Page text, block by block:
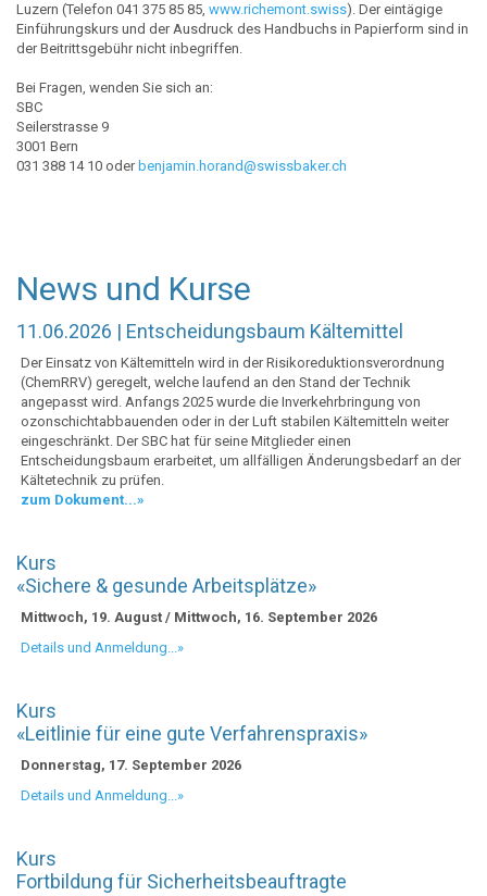
Luzern (Telefon 041 375 85 85, www.richemont.swiss). Der eintägige
Einführungskurs und der Ausdruck des Handbuchs in Papierform sind in
der Beitrittsgebühr nicht inbegriffen.
Bei Fragen, wenden Sie sich an:
SBC
Seilerstrasse 9
3001 Bern
031 388 14 10 oder benjamin.horand@swissbaker.ch
News und Kurse
11.06.2026 | Entscheidungsbaum Kältemittel
Der Einsatz von Kältemitteln wird in der Risikoreduktionsverordnung
(ChemRRV) geregelt, welche laufend an den Stand der Technik
angepasst wird. Anfangs 2025 wurde die Inverkehrbringung von
ozonschichtabbauenden oder in der Luft stabilen Kältemitteln weiter
eingeschränkt. Der SBC hat für seine Mitglieder einen
Entscheidungsbaum erarbeitet, um allfälligen Änderungsbedarf an der
Kältetechnik zu prüfen.
zum Dokument...»
Kurs
«Sichere & gesunde Arbeitsplätze»
Mittwoch, 19. August / Mittwoch, 16. September 2026
Details und Anmeldung...»
Kurs
«Leitlinie für eine gute Verfahrenspraxis»
Donnerstag, 17. September 2026
Details und Anmeldung...»
Kurs
Fortbildung für Sicherheitsbeauftragte